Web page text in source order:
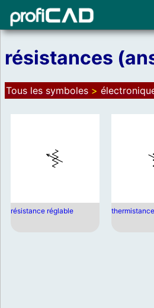
résistances
Tous les symboles >
résistance réglable